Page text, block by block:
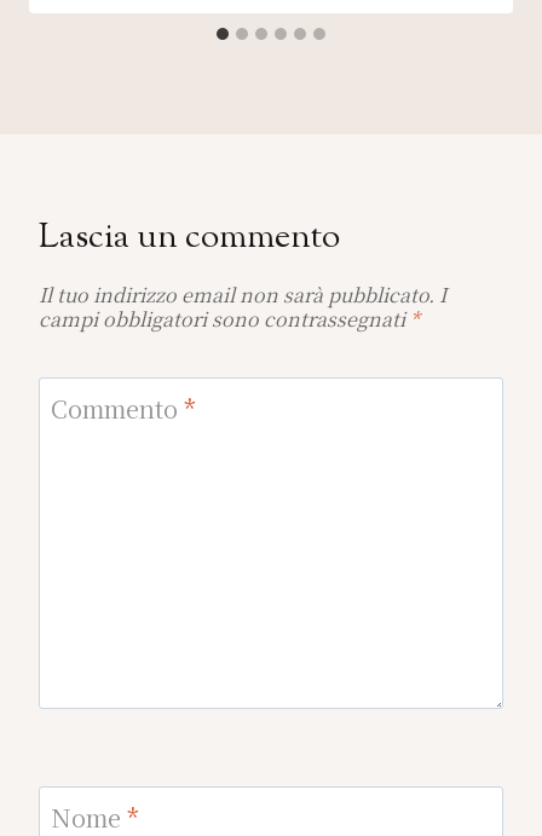
Lascia un commento
Il tuo indirizzo email non sarà pubblicato. I
campi obbligatori sono contrassegnati *
Commento *
Nome *